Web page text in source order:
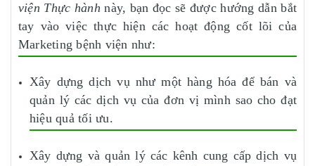
viện Thực hành này, bạn đọc sẽ được hướng dẫn bắt
tay vào việc thực hiện các hoạt động cốt lõi của
Marketing bệnh viện như:
Xây dựng dịch vụ như một hàng hóa để bán và
quản lý các dịch vụ của đơn vị mình sao cho đạt
hiệu quả tối ưu.
Xây dựng và quản lý các kênh cung cấp dịch vụ